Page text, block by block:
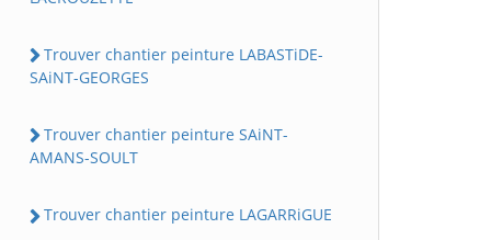
Trouver chantier peinture LABASTiDE-
SAiNT-GEORGES
Trouver chantier peinture SAiNT-
AMANS-SOULT
Trouver chantier peinture LAGARRiGUE